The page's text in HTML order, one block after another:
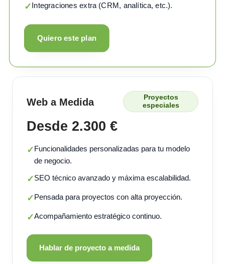
✓Integraciones extra (CRM, analítica, etc.).
Quiero este plan
Web a Medida
Proyectos
especiales
Desde 2.300 €
✓Funcionalidades personalizadas para tu modelo
de negocio.
✓SEO técnico avanzado y máxima escalabilidad.
✓Pensada para proyectos con alta proyección.
✓Acompañamiento estratégico continuo.
Hablar de proyecto a medida